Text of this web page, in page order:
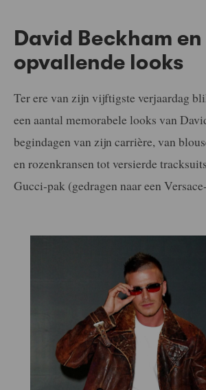
David Beckham
opvallende looks
Ter ere van zijn vijftigste verjaardag
een aantal memorabele looks van
begindagen van zijn carrière, van
en rozenkransen tot versierde
Gucci-pak (gedragen naar een